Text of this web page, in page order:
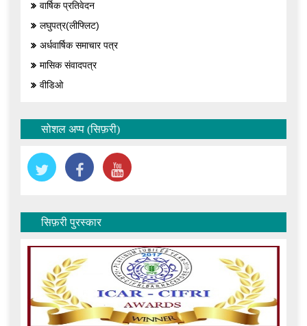
वार्षिक प्रतिवेदन
लघुपत्र(लीफ्लिट)
अर्धवार्षिक समाचार पत्र
मासिक संवादपत्र
वीडिओ
सोशल अप्प (सिफ़री)
सिफ़री पुरस्कार